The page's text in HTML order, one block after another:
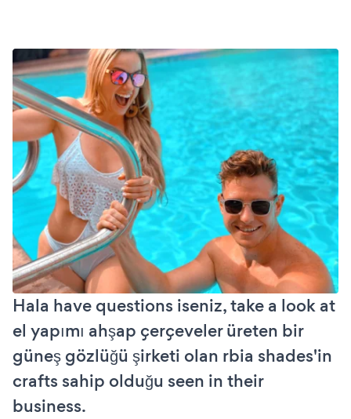
Hala have questions iseniz, take a look at
el yapımı ahşap çerçeveler üreten bir
güneş gözlüğü şirketi olan rbia shades'in
crafts sahip olduğu seen in their
business.